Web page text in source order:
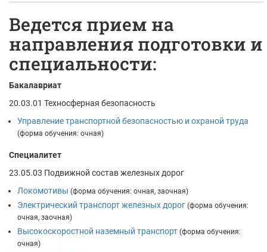
Ведется прием на
направления подготовки и
специальности:
Бакалавриат
20.03.01 Техносферная безопасность
Управление транспортной безопасностью и охраной труда
(форма обучения: очная)
Специалитет
23.05.03 Подвижной состав железных дорог
Локомотивы (форма обучения: очная, заочная)
Электрический транспорт железных дорог (форма обучения:
очная, заочная)
Высокоскоростной наземный транспорт (форма обучения:
очная)